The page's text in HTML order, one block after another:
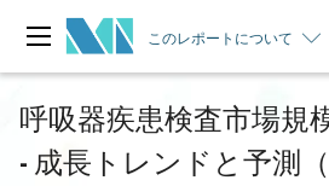
このレポートについて
呼吸器疾患検査市場規
- 成長トレンドと予測